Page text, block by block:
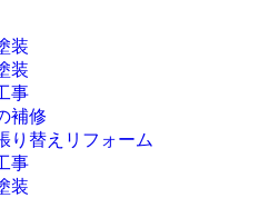
装
装
事
補修
り替えリフォーム
事
装